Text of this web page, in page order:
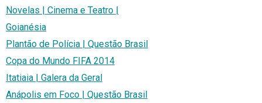
Novelas | Cinema e Teatro |
Goianésia
Plantão de Polícia | Questão Brasil
Copa do Mundo FIFA 2014
Itatiaia | Galera da Geral
Anápolis em Foco | Questão Brasil